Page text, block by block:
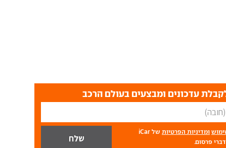
עדכונים ומבצעים בעולם הרכב
ומדיניות הפרטיות
של iCar
פרסום.